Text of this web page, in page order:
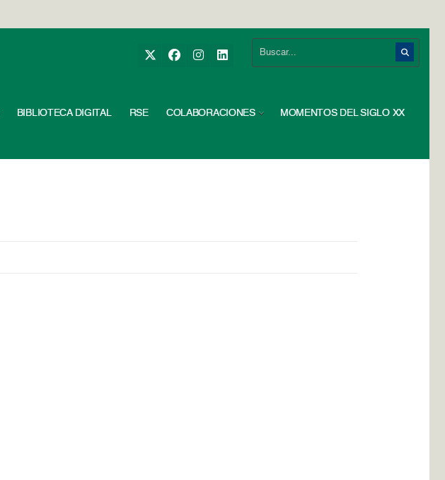
BIBLIOTECA DIGITAL RSE COLABORACIONES MOMENTOS DEL SIGLO XX